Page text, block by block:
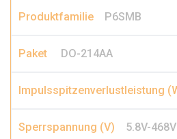
P6SMB
DO-214AA
5.8V-468V